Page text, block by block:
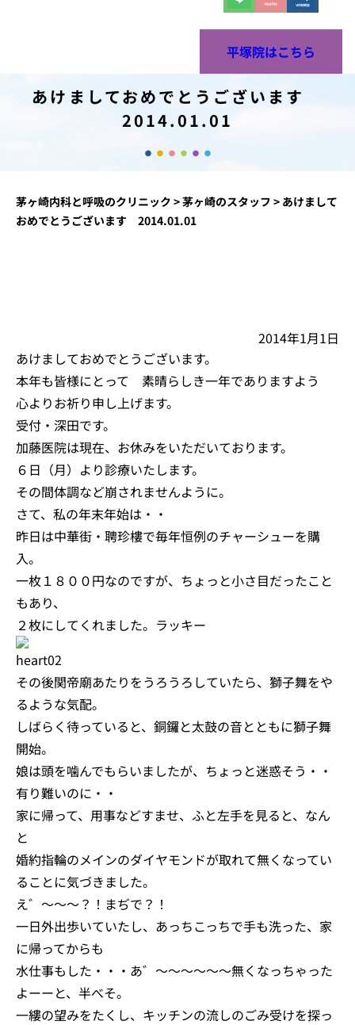
平塚院はこちら
あけましておめでとうございます
2014.01.01
茅ヶ崎内科と呼吸のクリニック >茅ヶ崎のスタッフ > あけまして
おめでとうございます 2014.01.01
2014年1月1日
あけましておめでとうございます。
本年も皆様にとって 素晴らしき一年でありますよう
心よりお祈り申し上げます。
受付・深田です。
加藤医院は現在、お休みをいただいております。
６日（月）より診療いたします。
その間体調など崩されませんように。
さて、私の年末年始は・・
昨日は中華街・聘珍樓で毎年恒例のチャーシューを購
入。
一枚１８００円なのですが、ちょっと小さ目だったこと
もあり、
２枚にしてくれました。ラッキー
その後関帝廟あたりをうろうろしていたら、獅子舞をや
るような気配。
しばらく待っていると、銅鑼と太鼓の音とともに獅子舞
開始。
娘は頭を噛んでもらいましたが、ちょっと迷惑そう・・
有り難いのに・・
家に帰って、用事などすませ、ふと左手を見ると、なん
と
婚約指輪のメインのダイヤモンドが取れて無くなってい
ることに気づきました。
え゛～～～？！まぢで？！
一日外出歩いていたし、あっちこっちで手も洗った、家
に帰ってからも
水仕事もした・・・あ゛～～～～～～無くなっちゃった
よーーと、半べそ。
一縷の望みをたくし、キッチンの流しのごみ受けを探っ